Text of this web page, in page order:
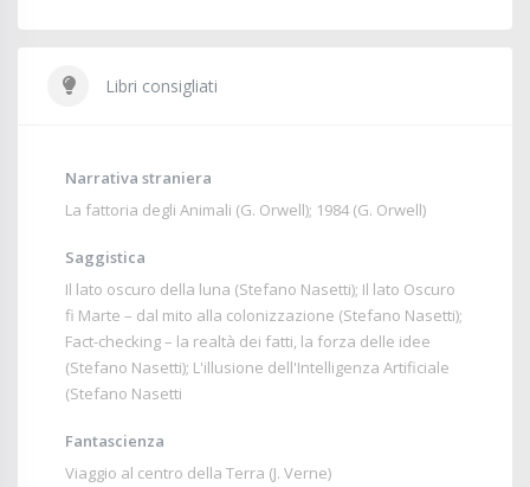
Libri consigliati
Narrativa straniera
La fattoria degli Animali (G. Orwell); 1984 (G. Orwell)
Saggistica
Il lato oscuro della luna (Stefano Nasetti); Il lato Oscuro
fi Marte – dal mito alla colonizzazione (Stefano Nasetti);
Fact-checking – la realtà dei fatti, la forza delle idee
(Stefano Nasetti); L'illusione dell'Intelligenza Artificiale
(Stefano Nasetti
Fantascienza
Viaggio al centro della Terra (J. Verne)